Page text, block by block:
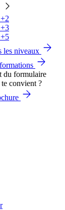
les niveaux
convient ?